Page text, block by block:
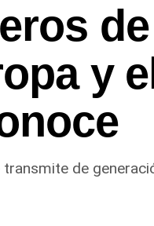
y
de